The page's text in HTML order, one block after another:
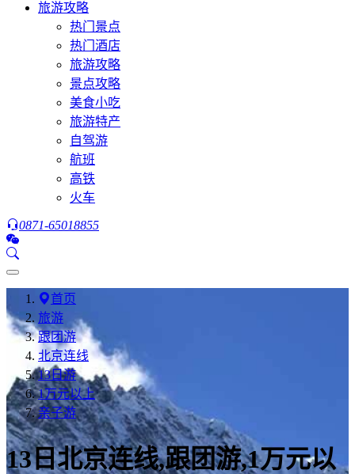
旅游攻略
热门景点
热门酒店
旅游攻略
景点攻略
美食小吃
旅游特产
自驾游
航班
高铁
火车
0871-65018855
首页
旅游
跟团游
北京连线
13日游
1万元以上
亲子游
13日北京连线,跟团游,1万元以